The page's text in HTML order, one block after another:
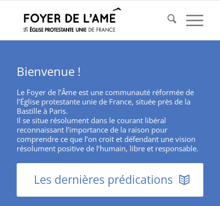
Bienvenue !
Le Foyer de l’Âme est une communauté réformée de
l’Église protestante unie de France, située près de la
Bastille à Paris.
Il se situe résolument dans le courant libéral
reconnaissant l’importance de la raison pour
comprendre ce que l’on croit et défendant une vision
résolument positive de l’humain, libre et responsable.
Les dernières prédications